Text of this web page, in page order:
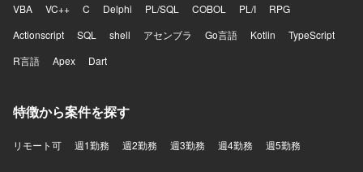
VBA
VC++ C Delphi PL/SQL COBOL PL/I
RPG
Actionscript
SQL shell アセンブラ Go言語 Kotlin
TypeScript
R言語
Apex Dart
特徴から案件を探す
リモート可 週1勤務 週2勤務 週3勤務 週4勤務 週5勤務